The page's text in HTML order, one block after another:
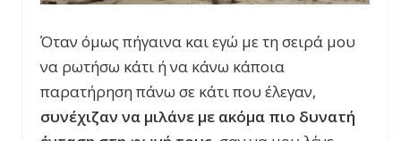
Όταν όμως πήγαινα και εγώ με τη σειρά μου
να ρωτήσω κάτι ή να κάνω κάποια
παρατήρηση πάνω σε κάτι που έλεγαν,
συνέχιζαν να μιλάνε με ακόμα πιο δυνατή